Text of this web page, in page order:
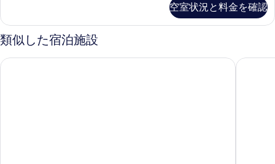
表
示
す
る
(Family)
の
べ
(Family)
詳
ム
シ
ン
グ
ー
ル
ー
シ
空室状況と料金を確認
類似した宿泊施設
マリオット レジデンス サルガドス リゾート、アルガルヴェ
ホリデ